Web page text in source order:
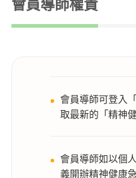
會員導師可登入
取最新的「精神
會員導師如以個
義開辦精神健康